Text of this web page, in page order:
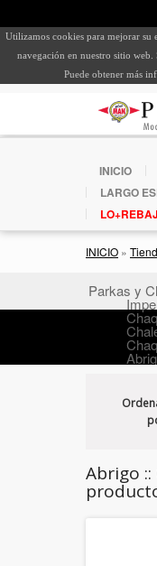
Utilizamos cookies para mejorar su
navegación en nuestro sitio web.
Puede obtener más
INICIO
LARGO
INICIO »
Parkas y
Abrigo ::